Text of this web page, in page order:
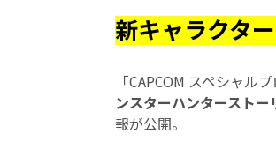
新キャラクタ
「CAPCOM スペシャル
ンスターハンターストー
報が公開。